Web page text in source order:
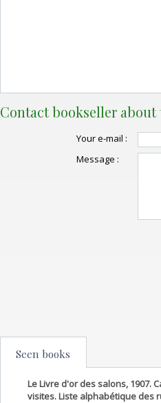
Contact bookseller
Your e-mail :
Message :
Seen books
Le Livre d'or des salons, 1907.
visites. Liste alphabétique des